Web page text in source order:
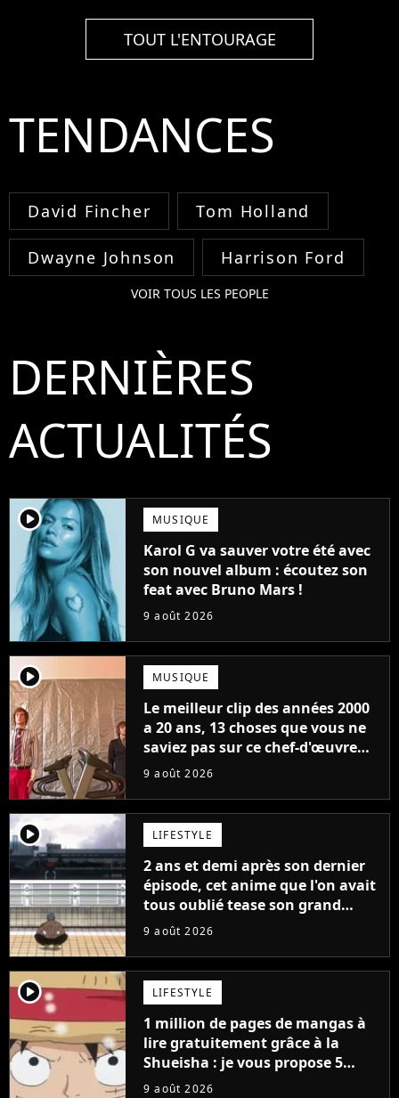
TOUT L'ENTOURAGE
TENDANCES
David Fincher Tom Holland
Dwayne Johnson Harrison Ford
VOIR TOUS LES PEOPLE
DERNIÈRES
ACTUALITÉS
player2 MUSIQUE
Karol G va sauver votre été avec
son nouvel album : écoutez son
feat avec Bruno Mars !
9 août 2026
player2 MUSIQUE
Le meilleur clip des années 2000
a 20 ans, 13 choses que vous ne
saviez pas sur ce chef-d'œuvre
qui a révolutionné YouTube
9 août 2026
player2 LIFESTYLE
2 ans et demi après son dernier
épisode, cet anime que l'on avait
tous oublié tease son grand
retour
9 août 2026
player2 LIFESTYLE
1 million de pages de mangas à
lire gratuitement grâce à la
Shueisha : je vous propose 5
mangas jamais sortis en France
9 août 2026